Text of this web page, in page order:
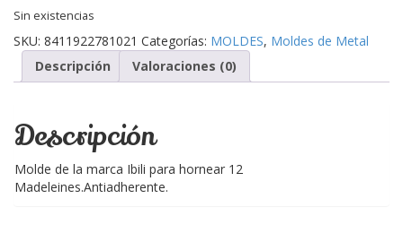
Sin existencias
SKU: 8411922781021 Categorías: MOLDES, Moldes de Metal
Descripción
Valoraciones (0)
Descripción
Molde de la marca Ibili para hornear 12
Madeleines.Antiadherente.